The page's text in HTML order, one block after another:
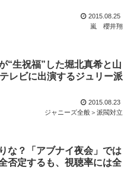
2015.08.25
嵐
櫻井翔
“生祝福”した堀北真希と山
レビに出演するジュリー派
2015.08.23
ジャニーズ全般＞派閥対立
な？「アブナイ夜会」では
否定するも、視聴率には全